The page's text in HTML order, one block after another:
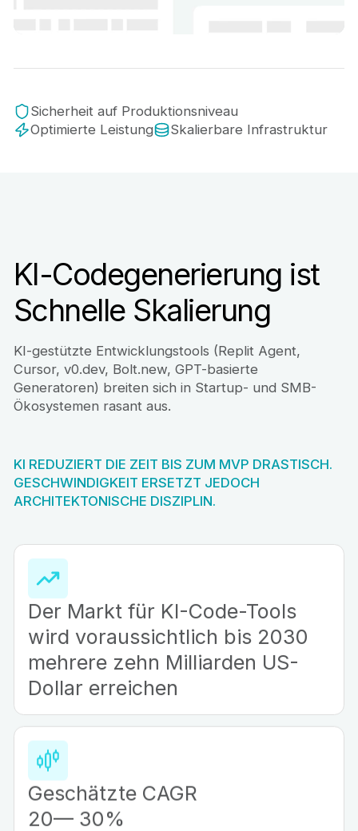
Sicherheit auf Produktionsniveau
Optimierte Leistung
Skalierbare Infrastruktur
KI-Codegenerierung ist
Schnelle Skalierung
KI-gestützte Entwicklungstools (Replit Agent,
Cursor, v0.dev, Bolt.new, GPT-basierte
Generatoren) breiten sich in Startup- und SMB-
Ökosystemen rasant aus.
KI REDUZIERT DIE ZEIT BIS ZUM MVP DRASTISCH.
GESCHWINDIGKEIT ERSETZT JEDOCH
ARCHITEKTONISCHE DISZIPLIN.
Der Markt für KI-Code-Tools
wird voraussichtlich bis 2030
mehrere zehn Milliarden US-
Dollar erreichen
Geschätzte CAGR
20— 30%